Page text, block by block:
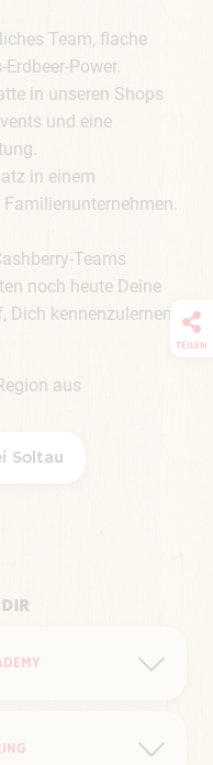
Team, flache
Power.
in unseren Shops
und eine
in einem
Teams
noch heute Deine
kennenzulernen.
aus
Soltau
bereits vor dem
TEILEN